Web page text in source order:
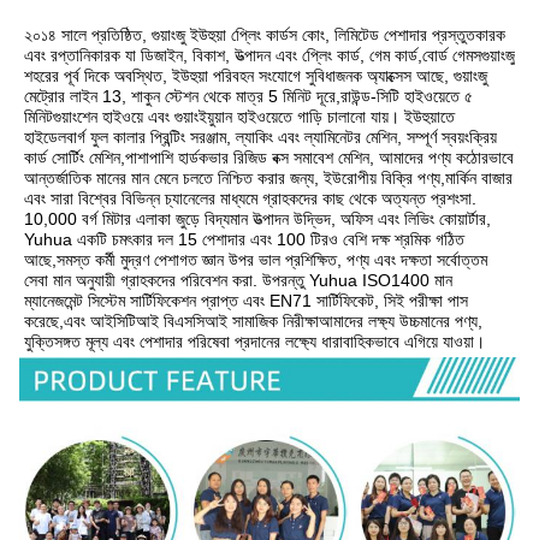
২০১৪ সালে প্রতিষ্ঠিত, গুয়াংজু ইউহুয়া প্লেিং কার্ডস কোং, লিমিটেড পেশাদার প্রস্তুতকারক
এবং রপ্তানিকারক যা ডিজাইন, বিকাশ, উত্পাদন এবং প্লেিং কার্ড, গেম কার্ড,বোর্ড গেমসগুয়াংজু
শহরের পূর্ব দিকে অবস্থিত, ইউহুয়া পরিবহন সংযোগে সুবিধাজনক অ্যাক্সেস আছে, গুয়াংজু
মেট্রোর লাইন 13, শাকুন স্টেশন থেকে মাত্র 5 মিনিট দূরে,রাউন্ড-সিটি হাইওয়েতে ৫
মিনিটগুয়াংশেন হাইওয়ে এবং গুয়াংইয়ুয়ান হাইওয়েতে গাড়ি চালানো যায়। ইউহুয়াতে
হাইডেলবার্গ ফুল কালার প্রিন্টিং সরঞ্জাম, ল্যাকিং এবং ল্যামিনেটর মেশিন, সম্পূর্ণ স্বয়ংক্রিয়
কার্ড সোর্টিং মেশিন,পাশাপাশি হার্ডকভার রিজিড বক্স সমাবেশ মেশিন, আমাদের পণ্য কঠোরভাবে
আন্তর্জাতিক মানের মান মেনে চলতে নিশ্চিত করার জন্য, ইউরোপীয় বিক্রি পণ্য,মার্কিন বাজার
এবং সারা বিশ্বের বিভিন্ন চ্যানেলের মাধ্যমে গ্রাহকদের কাছ থেকে অত্যন্ত প্রশংসা.
10,000 বর্গ মিটার এলাকা জুড়ে বিদ্যমান উত্পাদন উদ্ভিদ, অফিস এবং লিভিং কোয়ার্টার,
Yuhua একটি চমৎকার দল 15 পেশাদার এবং 100 টিরও বেশি দক্ষ শ্রমিক গঠিত
আছে,সমস্ত কর্মী মুদ্রণ পেশাগত জ্ঞান উপর ভাল প্রশিক্ষিত, পণ্য এবং দক্ষতা সর্বোত্তম
সেবা মান অনুযায়ী গ্রাহকদের পরিবেশন করা. উপরন্তু Yuhua ISO1400 মান
ম্যানেজমেন্ট সিস্টেম সার্টিফিকেশন প্রাপ্ত এবং EN71 সার্টিফিকেট, সিই পরীক্ষা পাস
করেছে,এবং আইসিটিআই বিএসসিআই সামাজিক নিরীক্ষাআমাদের লক্ষ্য উচ্চমানের পণ্য,
যুক্তিসঙ্গত মূল্য এবং পেশাদার পরিষেবা প্রদানের লক্ষ্যে ধারাবাহিকভাবে এগিয়ে যাওয়া।